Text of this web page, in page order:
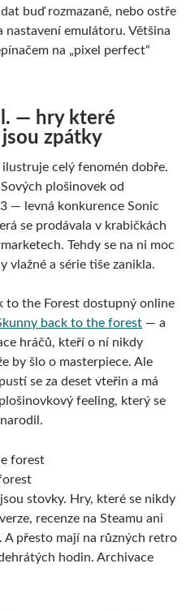
buď rozmazaně, nebo ostře
nastavení emulátoru. Většina
na „pixel perfect“
— hry které
zpátky
celý fenomén dobře.
plošinovek od
— levná konkurence Sonic
se prodávala v krabičkách
Tehdy se na ni moc
vlažné a série tiše zanikla.
to the Forest dostupný online
back to the forest — a
hráčů, kteří o ní nikdy
by šlo o masterpiece. Ale
se za deset vteřin a má
feeling, který se
stovky. Hry, které se nikdy
recenze na Steamu ani
A přesto mají na různých retro
hodin. Archivace